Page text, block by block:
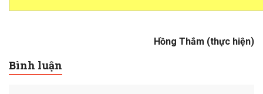
Hồng Thắm (thực hiện)
Bình luận